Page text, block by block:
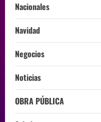
Nacionales
Navidad
Negocios
Noticias
OBRA PÚBLICA